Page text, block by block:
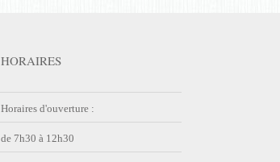
HORAIRES
Horaires d'ouverture :
de 7h30 à 12h30